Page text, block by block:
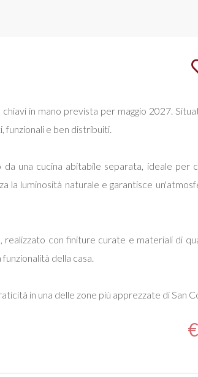
in mano prevista per maggio 2027.
funzionali e ben distribuiti.
una cucina abitabile separata, ideale per
la luminosità naturale e garantisce
con finiture curate e materiali di
della casa.
in una delle zone più apprezzate di San